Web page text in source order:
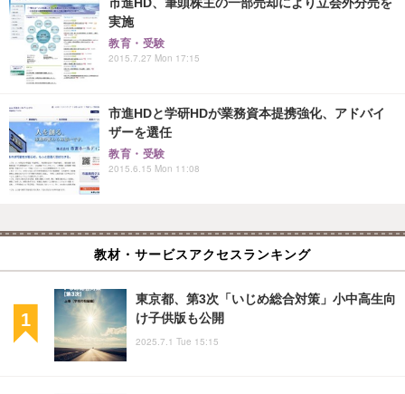
実施
教育・受験
2015.7.27 Mon 17:15
市進HDと学研HDが業務資本提携強化、アドバイ
ザーを選任
教育・受験
2015.6.15 Mon 11:08
教材・サービスアクセスランキング
東京都、第3次「いじめ総合対策」小中高生向
け子供版も公開
2025.7.1 Tue 15:15